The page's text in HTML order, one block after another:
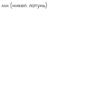
(никел. латунь)